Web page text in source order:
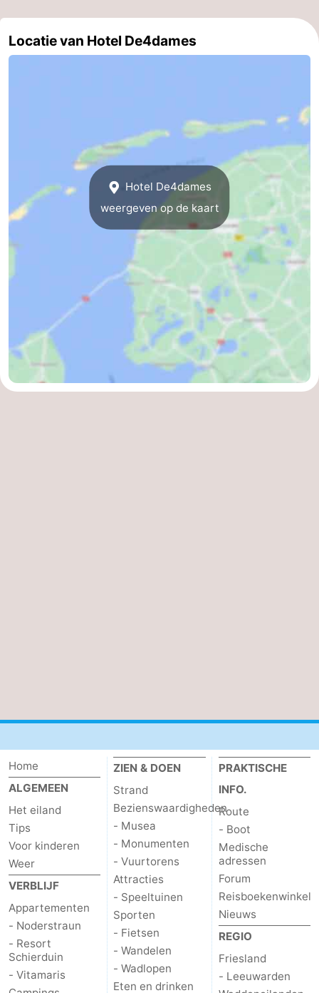
Vlieland
-
Locatie van Hotel De4dames
Hotel De4dames
weergeven op de kaart
Home
ALGEMEEN
Het eiland
Tips
Voor kinderen
Weer
VERBLIJF
Appartementen
- Noderstraun
- Resort
Schierduin
- Vitamaris
ZIEN & DOEN
Strand
Bezienswaardigheden
- Musea
- Monumenten
- Vuurtorens
Attracties
- Speeltuinen
Sporten
- Fietsen
- Wandelen
- Wadlopen
Eten en drinken
PRAKTISCHE
INFO.
Route
- Boot
Medische
adressen
Forum
Reisboekenwinkel
Nieuws
REGIO
Friesland
- Leeuwarden